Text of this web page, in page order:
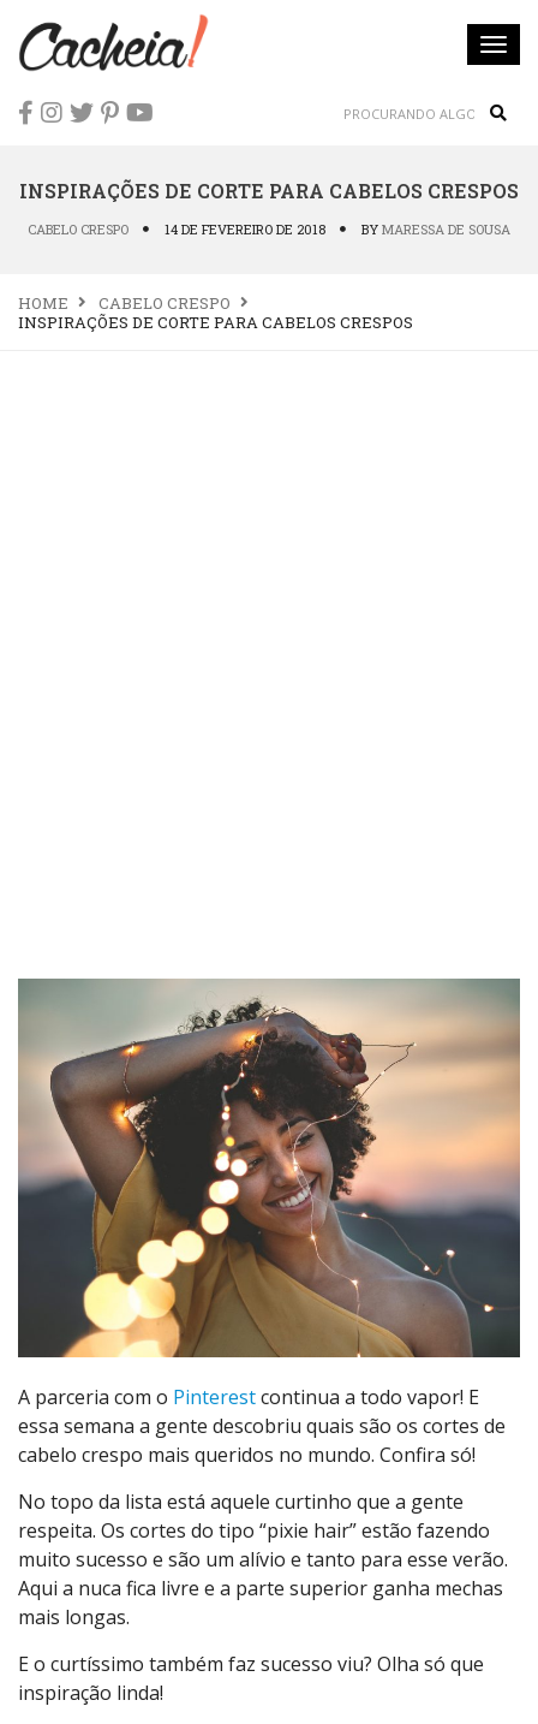
INSPIRAÇÕES DE CORTE PARA CABELOS CRESPOS
CABELO CRESPO 14 DE FEVEREIRO DE 2018 BY MARESSA DE SOUSA
HOME
CABELO CRESPO
INSPIRAÇÕES DE CORTE PARA CABELOS CRESPOS
A parceria com o Pinterestcontinua a todo vapor! E
essa semana a gente descobriu quais são os cortes de
cabelo crespo mais queridos no mundo. Confira só!
No topo da lista está aquele curtinho que a gente
respeita. Os cortes do tipo “pixie hair” estão fazendo
muito sucesso e são um alívio e tanto para esse verão.
Aqui a nuca fica livre e a parte superior ganha mechas
mais longas.
E o curtíssimo também faz sucesso viu? Olha só que
inspiração linda!